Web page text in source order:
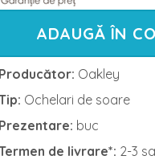
ADAUGĂ ÎN
Oakley
Ochelari de soare
buc
de livrare*: 2-3